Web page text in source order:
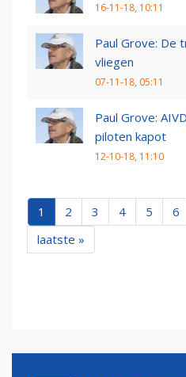
16-11-18, 10:11
Paul Grove: De
vliegen
07-11-18, 05:11
Paul Grove:
piloten kapot
12-10-18, 11:10
1 2 3 4 5 6
laatste »